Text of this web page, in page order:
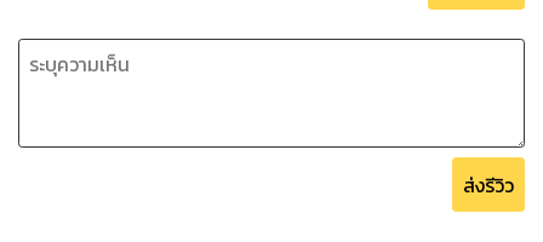
ส่งรีวิว